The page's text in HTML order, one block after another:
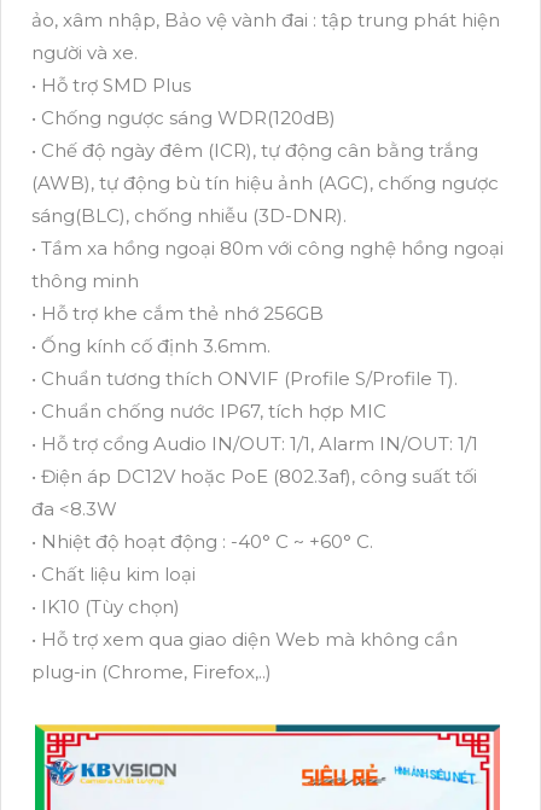
ảo, xâm nhập, Bảo vệ vành đai : tập trung phát hiện
người và xe.
• Hỗ trợ SMD Plus
• Chống ngược sáng WDR(120dB)
• Chế độ ngày đêm (ICR), tự động cân bằng trắng
(AWB), tự động bù tín hiệu ảnh (AGC), chống ngược
sáng(BLC), chống nhiễu (3D-DNR).
• Tầm xa hồng ngoại 80m với công nghệ hồng ngoại
thông minh
• Hỗ trợ khe cắm thẻ nhớ 256GB
• Ống kính cố định 3.6mm.
• Chuẩn tương thích ONVIF (Profile S/Profile T).
• Chuẩn chống nước IP67, tích hợp MIC
• Hỗ trợ cổng Audio IN/OUT: 1/1, Alarm IN/OUT: 1/1
• Điện áp DC12V hoặc PoE (802.3af), công suất tối
đa <8.3W
• Nhiệt độ hoạt động : -40° C ~ +60° C.
• Chất liệu kim loại
• IK10 (Tùy chọn)
• Hỗ trợ xem qua giao diện Web mà không cần
plug-in (Chrome, Firefox,..)